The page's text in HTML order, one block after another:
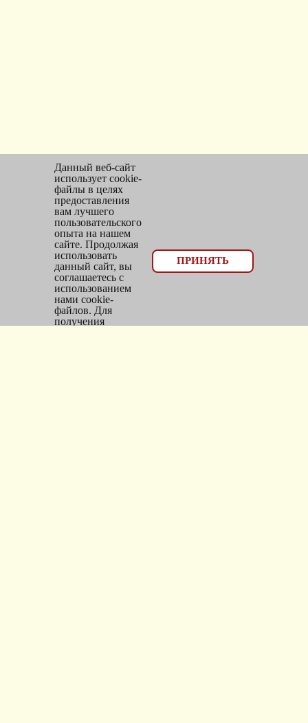
© 2026, оптовый отдел Мир трикотажа
bms_opt@mail.ru
Тел: 8(383)300-10-20
Адрес: г.Новосибирск,
Данный веб-сайт
использует cookie-
файлы в целях
предоставления
вам лучшего
пользовательского
опыта на нашем
сайте. Продолжая
использовать
данный сайт, вы
соглашаетесь с
использованием
нами cookie-
файлов. Для
получения
ПРИНЯТЬ